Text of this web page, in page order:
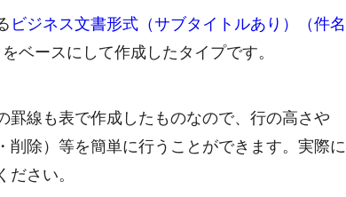
ビジネス文書形式（サブタイトルあり）（件名
をベースにして作成したタイプです。
線も表で作成したものなので、行の高さや
除）等を簡単に行うことができます。実際に
さい。